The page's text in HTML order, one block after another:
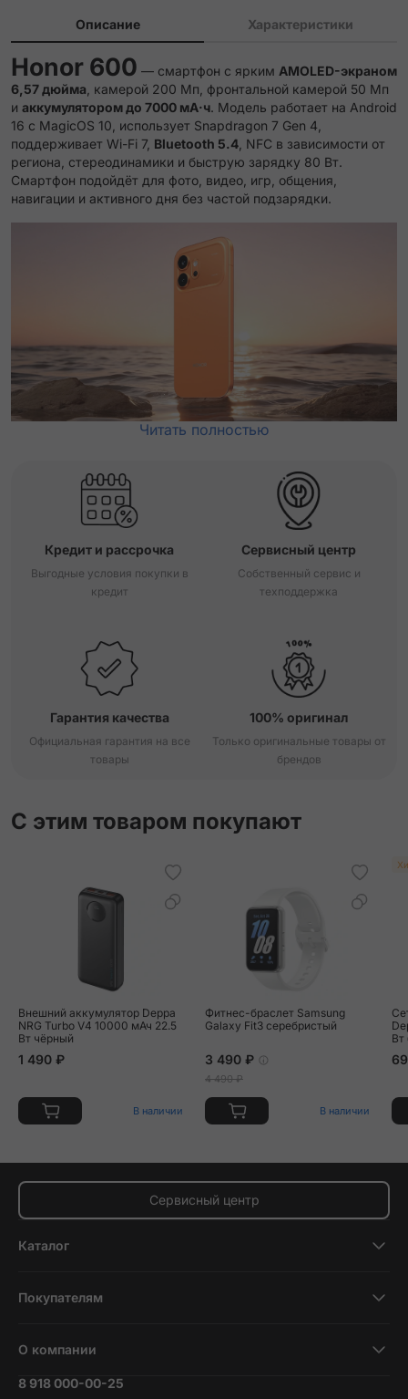
Описание Характеристики
Honor 600 — смартфон с ярким AMOLED-экраном
6,57 дюйма , камерой 200 Мп, фронтальной камерой 50 Мп
и аккумулятором до 7000 мА·ч. Модель работает на Android
16 с MagicOS 10, использует Snapdragon 7 Gen 4,
поддерживает Wi-Fi 7, Bluetooth 5.4 , NFC в зависимости от
региона, стереодинамики и быструю зарядку 80 Вт.
Смартфон подойдёт для фото, видео, игр, общения,
навигации и активного дня без частой подзарядки.
Читать полностью
Кредит и рассрочка
Выгодные условия покупки в
кредит
Сервисный центр
Собственный сервис и
техподдержка
Гарантия качества
Официальная гарантия на все
товары
100% оригинал
Только оригинальные товары от
брендов
С этим товаром покупают
Внешний аккумулятор Deppa
NRG Turbo V4 10000 мАч 22.5
Вт чёрный
1 490 ₽
В наличии
Фитнес-браслет Samsung
Galaxy Fit3 серебристый
3 490 ₽
4 490 ₽
В наличии
Вт
Сервисный центр
Каталог
Планшеты
Наушники и колонки
Покупателям
Трейд-ин
О компании
Вакансии
8 918 000-00-25